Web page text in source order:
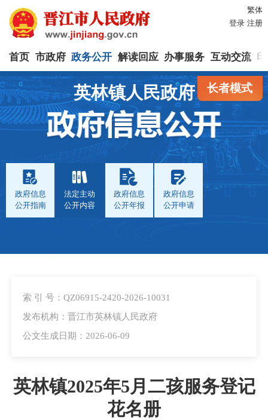
繁体
登录 注册
首页 市政府 政务公开 解读回应 办事服务 互动交流
长者模式
英林镇人民政府
政府信息
公开指南
法定主动
公开内容
政府信息
公开年报
政府信息
公开申请
索 引 号：QZ06915-2420-2026-10031
发布机构：晋江市英林镇人民政府
公文生成日期：2026-06-09
英林镇2025年5月二孩服务登记
花名册